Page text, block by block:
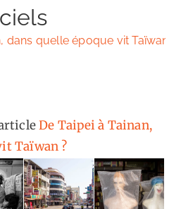
ciels
dans quelle époque vit Taïwan ?
De Taipei à Tainan,
Taïwan ?